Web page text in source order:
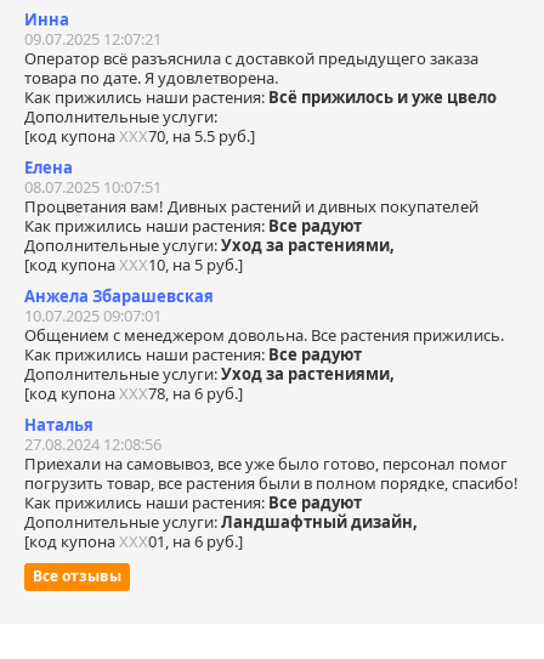
Инна
09.07.2025 12:07:21
Оператор всё разъяснила с доставкой предыдущего заказа
товара по дате. Я удовлетворена.
Как прижились наши растения: Всё прижилось и уже цвело
Дополнительные услуги:
[код купонаХХХ70, на 5.5 руб.]
Елена
08.07.2025 10:07:51
Процветания вам! Дивных растений и дивных покупателей
Как прижились наши растения: Все радуют
Дополнительные услуги:Уход за растениями,
[код купонаХХХ10, на 5 руб.]
Анжела Збарашевская
10.07.2025 09:07:01
Общением с менеджером довольна. Все растения прижились.
Как прижились наши растения: Все радуют
Дополнительные услуги:Уход за растениями,
[код купонаХХХ78, на 6 руб.]
Наталья
27.08.2024 12:08:56
Приехали на самовывоз, все уже было готово, персонал помог
погрузить товар, все растения были в полном порядке, спасибо!
Как прижились наши растения: Все радуют
Дополнительные услуги:Ландшафтный дизайн,
[код купонаХХХ01, на 6 руб.]
Все отзывы